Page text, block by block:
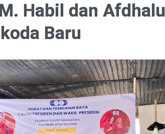
Habil dan
Baru